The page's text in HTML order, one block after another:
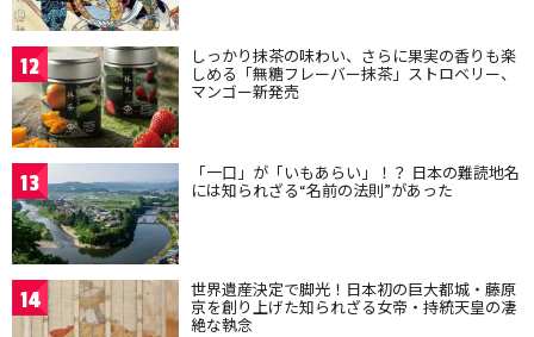
12 しっかり抹茶の味わい、さらに果実の香りも楽
しめる「無糖フレーバー抹茶」ストロベリー、
マンゴー新発売
13 「一口」が「いもあらい」！？ 日本の難読地名
には知られざる“名前の法則”があった
14 世界遺産決定で脚光！日本初の巨大都城・藤原
京を創り上げた知られざる女帝・持統天皇の凄
絶な執念